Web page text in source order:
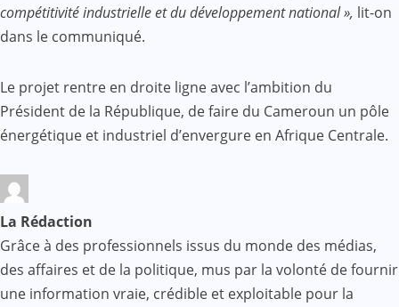
compétitivité industrielle et du développement national », lit-on
dans le communiqué.
Le projet rentre en droite ligne avec l’ambition du
Président de la République, de faire du Cameroun un pôle
énergétique et industriel d’envergure en Afrique Centrale.
La Rédaction
Grâce à des professionnels issus du monde des médias,
des affaires et de la politique, mus par la volonté de fournir
une information vraie, crédible et exploitable pour la